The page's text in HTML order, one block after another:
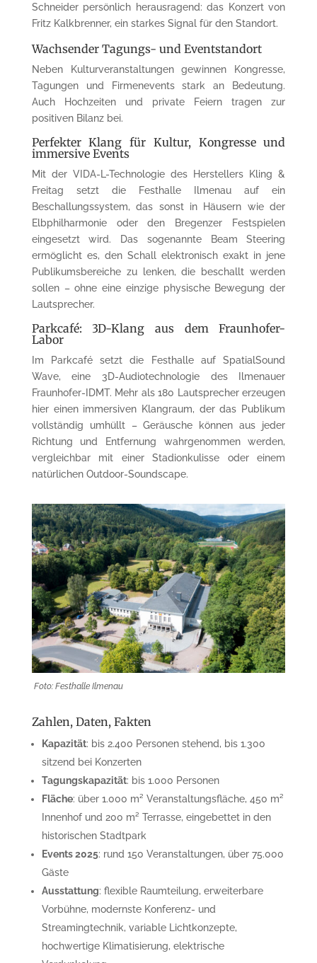
Schneider persönlich herausragend: das Konzert von
Fritz Kalkbrenner, ein starkes Signal für den Standort.
Wachsender Tagungs- und Eventstandort
Neben Kulturveranstaltungen gewinnen Kongresse,
Tagungen und Firmenevents stark an Bedeutung.
Auch Hochzeiten und private Feiern tragen zur
positiven Bilanz bei.
Perfekter Klang für Kultur, Kongresse und
immersive Events
Mit der VIDA-L-Technologie des Herstellers Kling &
Freitag setzt die Festhalle Ilmenau auf ein
Beschallungssystem, das sonst in Häusern wie der
Elbphilharmonie oder den Bregenzer Festspielen
eingesetzt wird. Das sogenannte Beam Steering
ermöglicht es, den Schall elektronisch exakt in jene
Publikumsbereiche zu lenken, die beschallt werden
sollen – ohne eine einzige physische Bewegung der
Lautsprecher.
Parkcafé: 3D-Klang aus dem Fraunhofer-
Labor
Im Parkcafé setzt die Festhalle auf SpatialSound
Wave, eine 3D-Audiotechnologie des Ilmenauer
Fraunhofer-IDMT. Mehr als 180 Lautsprecher erzeugen
hier einen immersiven Klangraum, der das Publikum
vollständig umhüllt – Geräusche können aus jeder
Richtung und Entfernung wahrgenommen werden,
vergleichbar mit einer Stadionkulisse oder einem
natürlichen Outdoor-Soundscape.
Foto: Festhalle Ilmenau
Zahlen, Daten, Fakten
Kapazität: bis 2.400 Personen stehend, bis 1.300
sitzend bei Konzerten
Tagungskapazität: bis 1.000 Personen
Fläche: über 1.000 m² Veranstaltungsfläche, 450 m²
Innenhof und 200 m² Terrasse, eingebettet in den
historischen Stadtpark
Events 2025: rund 150 Veranstaltungen, über 75.000
Gäste
Ausstattung: flexible Raumteilung, erweiterbare
Vorbühne, modernste Konferenz- und
Streamingtechnik, variable Lichtkonzepte,
hochwertige Klimatisierung, elektrische